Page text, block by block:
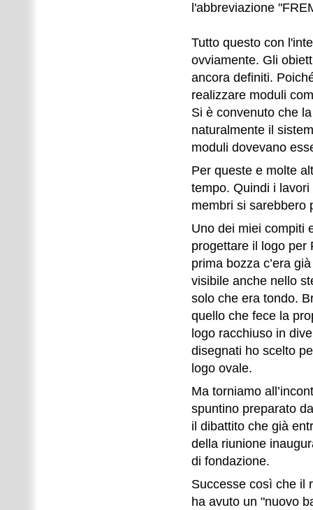
l'abbreviazione
Tutto questo con
ovviamente. Gli
ancora definiti.
realizzare moduli
Si è convenuto che
naturalmente il
moduli dovevano
Per queste e molte
tempo. Quindi i lavori
membri si sarebbero
Uno dei miei compiti
progettare il logo per
prima bozza c’era
visibile anche nello
solo che era tondo.
quello che fece la
logo racchiuso in
disegnati ho scelto
logo ovale.
Ma torniamo
spuntino preparato
il dibattito che già
della riunione
di fondazione.
Successe così che il
ha avuto un "nuovo